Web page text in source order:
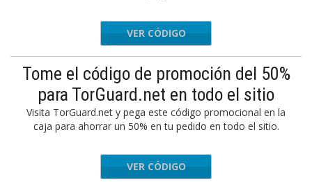
273JN3D
VER CÓDIGO
Tome el código de promoción del 50%
para TorGuard.net en todo el sitio
Visita TorGuard.net y pega este código promocional en la
caja para ahorrar un 50% en tu pedido en todo el sitio.
ERONE50
VER CÓDIGO